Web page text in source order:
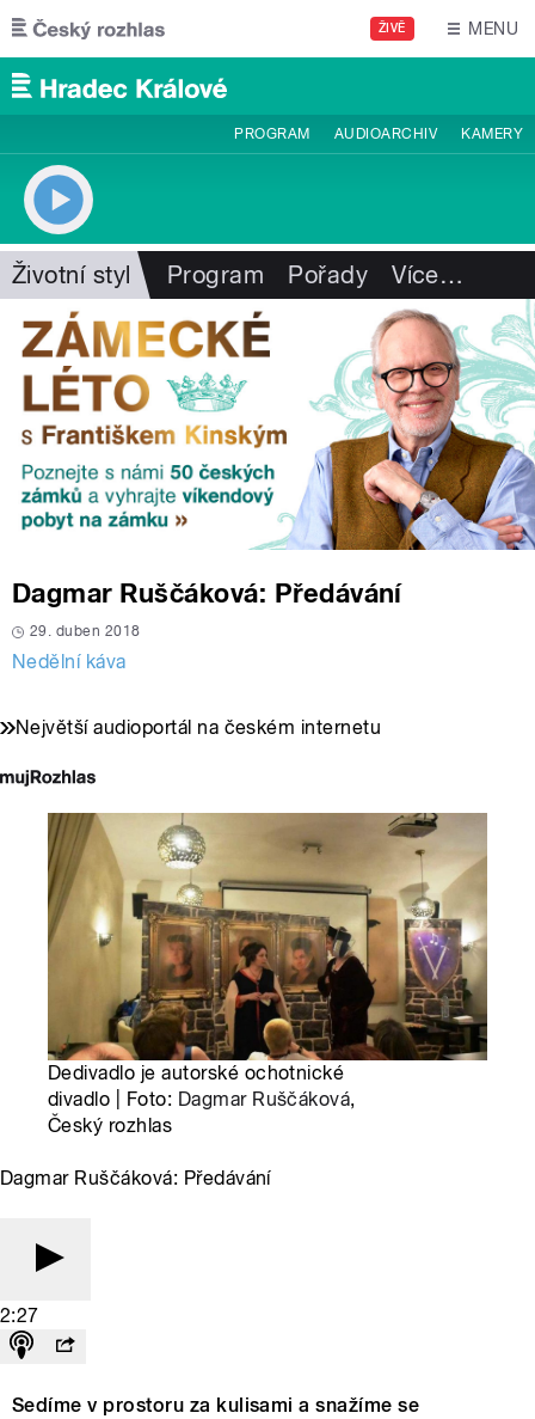
Přejít k hlavnímu obsahu
ŽIVĚ MENU
PROGRAM AUDIOARCHIV KAMERY
Životní styl Program Pořady Více…
Dagmar Ruščáková: Předávání
29. duben 2018
Nedělní káva
Největší audioportál na českém internetu
Dedivadlo je autorské ochotnické
divadlo | Foto: Dagmar Ruščáková,
Český rozhlas
Dagmar Ruščáková: Předávání
2:27
Sedíme v prostoru za kulisami a snažíme se